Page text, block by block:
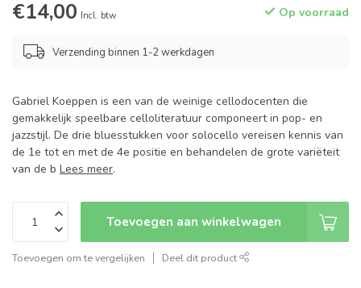
€14,00 Incl. btw Op voorraad
Verzending binnen 1-2 werkdagen
Gabriel Koeppen is een van de weinige cellodocenten die
gemakkelijk speelbare celloliteratuur componeert in pop- en
jazzstijl. De drie bluesstukken voor solocello vereisen kennis van
de 1e tot en met de 4e positie en behandelen de grote variëteit
van de b Lees meer.
Toevoegen aan winkelwagen
Toevoegen om te vergelijken Deel dit product